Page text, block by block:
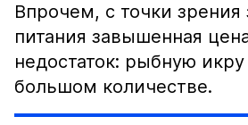
Впрочем, с точки зрения
питания завышенная
недостаток: рыбную
большом количестве.